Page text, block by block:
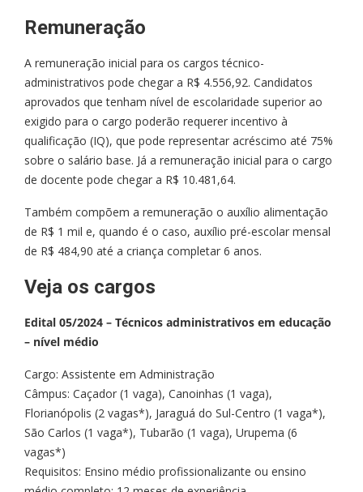
Remuneração
A remuneração inicial para os cargos técnico-
administrativos pode chegar a R$ 4.556,92. Candidatos
aprovados que tenham nível de escolaridade superior ao
exigido para o cargo poderão requerer incentivo à
qualificação (IQ), que pode representar acréscimo até 75%
sobre o salário base. Já a remuneração inicial para o cargo
de docente pode chegar a R$ 10.481,64.
Também compõem a remuneração o auxílio alimentação
de R$ 1 mil e, quando é o caso, auxílio pré-escolar mensal
de R$ 484,90 até a criança completar 6 anos.
Veja os cargos
Edital 05/2024 – Técnicos administrativos em educação
– nível médio
Cargo: Assistente em Administração
Câmpus: Caçador (1 vaga), Canoinhas (1 vaga),
Florianópolis (2 vagas*), Jaraguá do Sul-Centro (1 vaga*),
São Carlos (1 vaga*), Tubarão (1 vaga), Urupema (6
vagas*)
Requisitos: Ensino médio profissionalizante ou ensino